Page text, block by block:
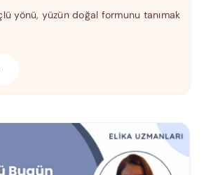
yönü, yüzün doğal formunu tanımak